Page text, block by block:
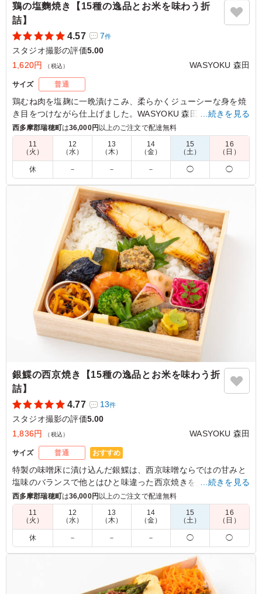
鶏の塩麴焼き【15種の逸品とお米を味わう折
詰】
4.57
7件
スタジオ撮影の評価5.00
1,620円
（税込） WASYOKU 森田
サイズ 普通
鶏むね肉を塩麹に一晩漬けこみ、柔らかくジューシーな身を焼
き目をつけながら仕上げました。WASYOKU 森田こだわりのお
米は新潟県糸魚川産のコシヒカリ。召し上がっていただくと、
みずみずしさとお米の甘さに驚いていただけると思います。15
種の繊細で華やかな副菜と共にお楽しみください。会議などに
最適です。
鶏肉は塩麹漬けで優しい味付けです。副菜もたくさん入っ
ていて、それぞれおいしくて喜ばれでいました。ごはんも
美味しいです。 バランスよいお弁当でどなたにも喜ばれ
ていました。
ご利用シーン：ロケ・撮影›スタジオ撮影
東京都渋谷区神山町2026/07/09
…続きを見る
西多摩郡瑞穂町は36,000円以上のご注文で配達無料
11
（火）
12
（水）
13
（木）
14
（金）
15
（土）
16
（日）
休 － － － ◯ ◯
銀鰈の西京焼き【15種の逸品とお米を味わう折
詰】
4.77
13件
スタジオ撮影の評価5.00
1,836円
（税込） WASYOKU 森田
サイズ 普通 おすすめ
特製の味噌床に漬け込んだ銀鰈は、⻄京味噌ならではの⽢みと
塩味のバランスで他とはひと味違った⻄京焼きを楽しんでいた
だけます。WASYOKU 森田でも一番人気のメインです。お米は
新潟県糸魚川産のコシヒカリ。口の中に入れるとジューシーさ
とお米の甘みが広がります。お米の美味しさを味わっていただ
けるお米です。15種の店主の腕が光る繊細で豊かな味わいの副
菜と共にお召し上がりください。会議やおもてなしにおすすめ
です。
…続きを見る
西多摩郡瑞穂町は36,000円 以上のご注文で配達無料
11
（火）
12
（水）
13
（木）
14
（金）
15
（土）
16
（日）
休 － － － ◯ ◯